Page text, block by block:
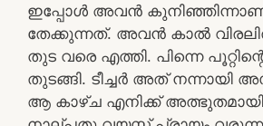
ഇപ്പോൾ അവൻ
തേക്കുന്നത്. അവൻ കാൽ
തുട വരെ എത്തി. പിന്നെ
തുടങ്ങി. ടീച്ചർ അത് നന്നായി
ആ കാഴ്ച എനിക്ക്